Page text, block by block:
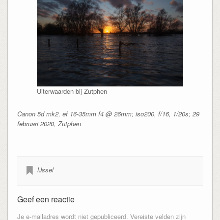
Uiterwaarden bij Zutphen
Canon 5d mk2, ef 16-35mm f4 @ 26mm; iso200, f/16, 1/20s; 29
februari 2020, Zutphen
IJssel
Geef een reactie
Je e-mailadres wordt niet gepubliceerd. Vereiste velden zijn